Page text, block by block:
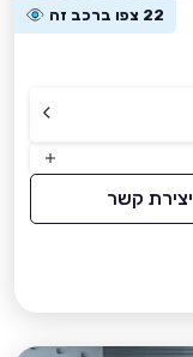
22 צפו ברכב זה
יצירת קשר